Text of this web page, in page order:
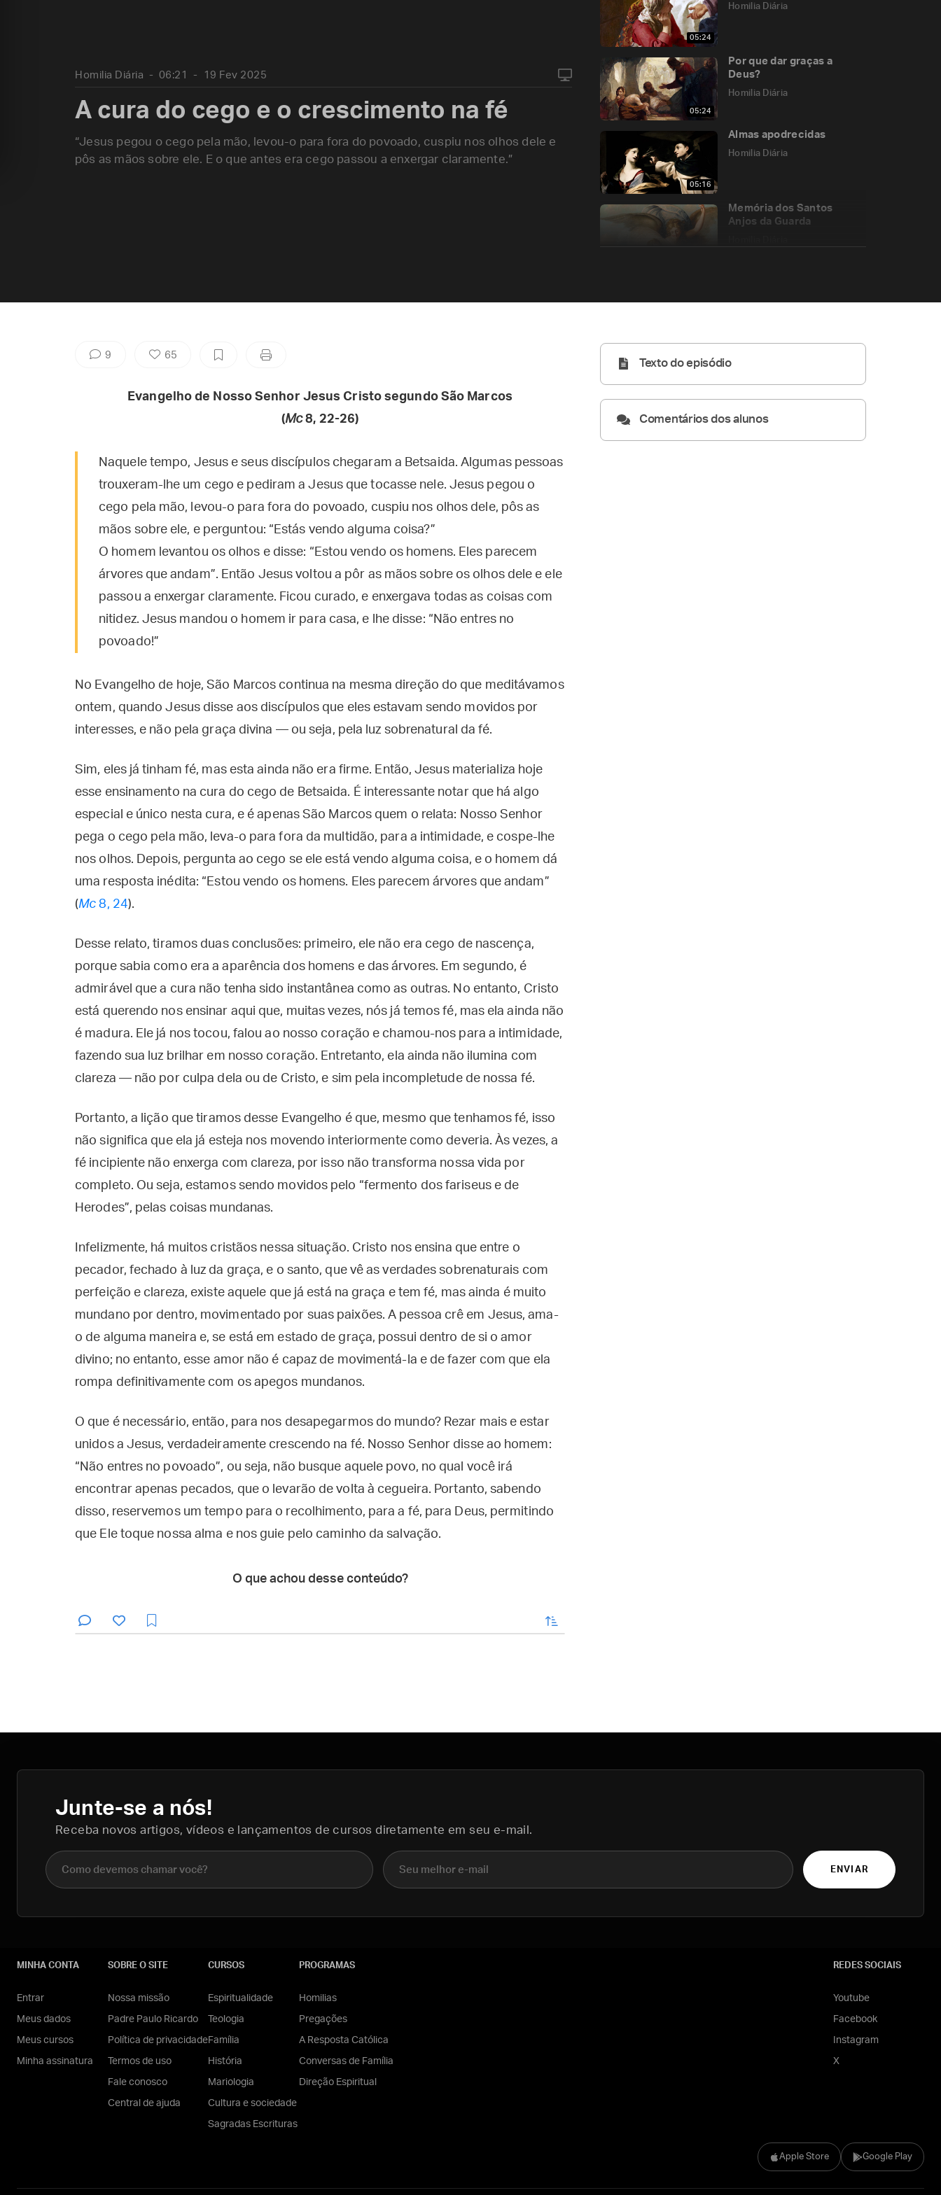
05:24
Homilia Diária
05:24
Por que dar graças a
Deus?
Homilia Diária
05:16
Almas apodrecidas
Homilia Diária
Memória dos Santos
Anjos da Guarda
Homilia Diária 06:21 19 Fev 2025
A cura do cego e o crescimento na fé
“Jesus pegou o cego pela mão, levou-o para fora do povoado, cuspiu nos olhos dele e
pôs as mãos sobre ele. E o que antes era cego passou a enxergar claramente.”
9 65
Evangelho de Nosso Senhor Jesus Cristo segundo São Marcos
(Mc8, 22-26)
Naquele tempo, Jesus e seus discípulos chegaram a Betsaida. Algumas pessoas
trouxeram-lhe um cego e pediram a Jesus que tocasse nele. Jesus pegou o
cego pela mão, levou-o para fora do povoado, cuspiu nos olhos dele, pôs as
mãos sobre ele, e perguntou: “Estás vendo alguma coisa?”
O homem levantou os olhos e disse: “Estou vendo os homens. Eles parecem
árvores que andam”. Então Jesus voltou a pôr as mãos sobre os olhos dele e ele
passou a enxergar claramente. Ficou curado, e enxergava todas as coisas com
nitidez. Jesus mandou o homem ir para casa, e lhe disse: “Não entres no
povoado!”
No Evangelho de hoje, São Marcos continua na mesma direção do que meditávamos
ontem, quando Jesus disse aos discípulos que eles estavam sendo movidos por
interesses, e não pela graça divina — ou seja, pela luz sobrenatural da fé.
Sim, eles já tinham fé, mas esta ainda não era firme. Então, Jesus materializa hoje
esse ensinamento na cura do cego de Betsaida. É interessante notar que há algo
especial e único nesta cura, e é apenas São Marcos quem o relata: Nosso Senhor
pega o cego pela mão, leva-o para fora da multidão, para a intimidade, e cospe-lhe
nos olhos. Depois, pergunta ao cego se ele está vendo alguma coisa, e o homem dá
uma resposta inédita: “Estou vendo os homens. Eles parecem árvores que andam”
(Mc 8, 24).
Desse relato, tiramos duas conclusões: primeiro, ele não era cego de nascença,
porque sabia como era a aparência dos homens e das árvores. Em segundo, é
admirável que a cura não tenha sido instantânea como as outras. No entanto, Cristo
está querendo nos ensinar aqui que, muitas vezes, nós já temos fé, mas ela ainda não
é madura. Ele já nos tocou, falou ao nosso coração e chamou-nos para a intimidade,
fazendo sua luz brilhar em nosso coração. Entretanto, ela ainda não ilumina com
clareza — não por culpa dela ou de Cristo, e sim pela incompletude de nossa fé.
Portanto, a lição que tiramos desse Evangelho é que, mesmo que tenhamos fé, isso
não significa que ela já esteja nos movendo interiormente como deveria. Às vezes, a
fé incipiente não enxerga com clareza, por isso não transforma nossa vida por
completo. Ou seja, estamos sendo movidos pelo “fermento dos fariseus e de
Herodes”, pelas coisas mundanas.
Infelizmente, há muitos cristãos nessa situação. Cristo nos ensina que entre o
pecador, fechado à luz da graça, e o santo, que vê as verdades sobrenaturais com
perfeição e clareza, existe aquele que já está na graça e tem fé, mas ainda é muito
mundano por dentro, movimentado por suas paixões. A pessoa crê em Jesus, ama-
o de alguma maneira e, se está em estado de graça, possui dentro de si o amor
divino; no entanto, esse amor não é capaz de movimentá-la e de fazer com que ela
rompa definitivamente com os apegos mundanos.
O que é necessário, então, para nos desapegarmos do mundo? Rezar mais e estar
unidos a Jesus, verdadeiramente crescendo na fé. Nosso Senhor disse ao homem:
“Não entres no povoado”, ou seja, não busque aquele povo, no qual você irá
encontrar apenas pecados, que o levarão de volta à cegueira. Portanto, sabendo
disso, reservemos um tempo para o recolhimento, para a fé, para Deus, permitindo
que Ele toque nossa alma e nos guie pelo caminho da salvação.
O que achou desse conteúdo?
enviar
Texto do episódio
Comentários dos alunos
Junte-se a nós!
Receba novos artigos, vídeos e lançamentos de cursos diretamente em seu e-mail.
Nome completo E-mail
ENVIAR
Apple Store Google Play
MINHA CONTA
Entrar
Meus dados
Meus cursos
Minha assinatura
SOBRE O SITE
Nossa missão
Padre Paulo Ricardo
Política de privacidade
Termos de uso
Fale conosco
Central de ajuda
CURSOS
Espiritualidade
Teologia
Família
História
Mariologia
Cultura e sociedade
Sagradas Escrituras
PROGRAMAS
Homilias
Pregações
A Resposta Católica
Conversas de Família
Direção Espiritual
REDES SOCIAIS
Youtube
Facebook
Instagram
X